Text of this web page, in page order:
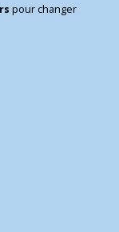
pour changer